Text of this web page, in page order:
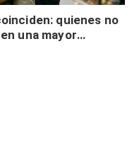
quienes no
una mayor
y no es por